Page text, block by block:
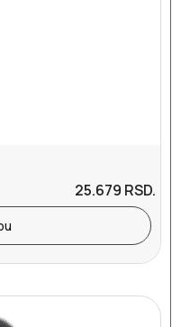
25.679 RSD.